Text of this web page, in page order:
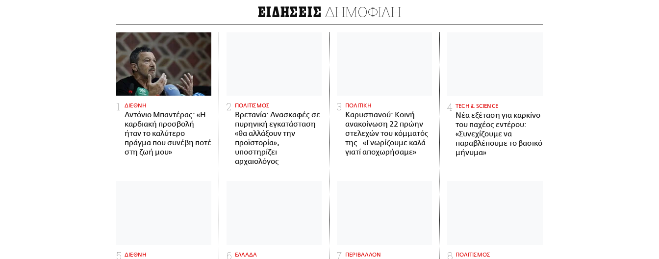
ΕΙΔΗΣΕΙΣ ΔΗΜΟΦΙΛΗ
ΔΙΕΘΝΗ
Αντόνιο Μπαντέρας: «Η
καρδιακή προσβολή
ήταν το καλύτερο
πράγμα που συνέβη ποτέ
στη ζωή μου»
ΠΟΛΙΤΙΣΜΟΣ
Βρετανία: Ανασκαφές σε
πυρηνική εγκατάσταση
«θα αλλάξουν την
προϊστορία»,
υποστηρίζει
αρχαιολόγος
ΠΟΛΙΤΙΚΗ
Καρυστιανού: Κοινή
ανακοίνωση 22 πρώην
στελεχών του κόμματός
της - «Γνωρίζουμε καλά
γιατί αποχωρήσαμε»
ΤECH & SCIENCE
Νέα εξέταση για καρκίνο
του παχέος εντέρου:
«Συνεχίζουμε να
παραβλέπουμε το βασικό
μήνυμα»
ΔΙΕΘΝΗ ΕΛΛΑΔΑ ΠΕΡΙΒΑΛΛΟΝ ΠΟΛΙΤΙΣΜΟΣ